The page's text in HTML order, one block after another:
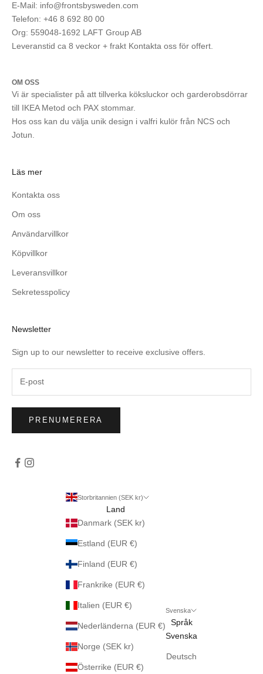
E-Mail: info@frontsbysweden.com
Telefon: +46 8 692 80 00
Org: 559048-1692 LAFT Group AB
Leveranstid ca 8 veckor + frakt Kontakta oss för offert.
OM OSS
Vi är specialister på att tillverka köksluckor och garderobsdörrar
till IKEA Metod och PAX stommar.
Hos oss kan du välja unik design i valfri kulör från NCS och
Jotun.
Läs mer
Kontakta oss
Om oss
Användarvillkor
Köpvillkor
Leveransvillkor
Sekretesspolicy
Newsletter
Sign up to our newsletter to receive exclusive offers.
PRENUMERERA
Storbritannien (SEK kr)
Land
Danmark (SEK kr)
Estland (EUR €)
Finland (EUR €)
Frankrike (EUR €)
Italien (EUR €)
Nederländerna (EUR €)
Norge (SEK kr)
Österrike (EUR €)
Svenska
Språk
Svenska
Deutsch